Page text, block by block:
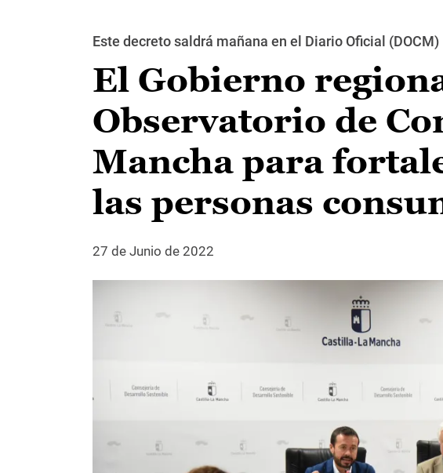
Este decreto saldrá mañana en el Diario Oficial (DOCM)
El Gobierno
Observatorio de
Mancha para
las personas
27 de Junio de 2022